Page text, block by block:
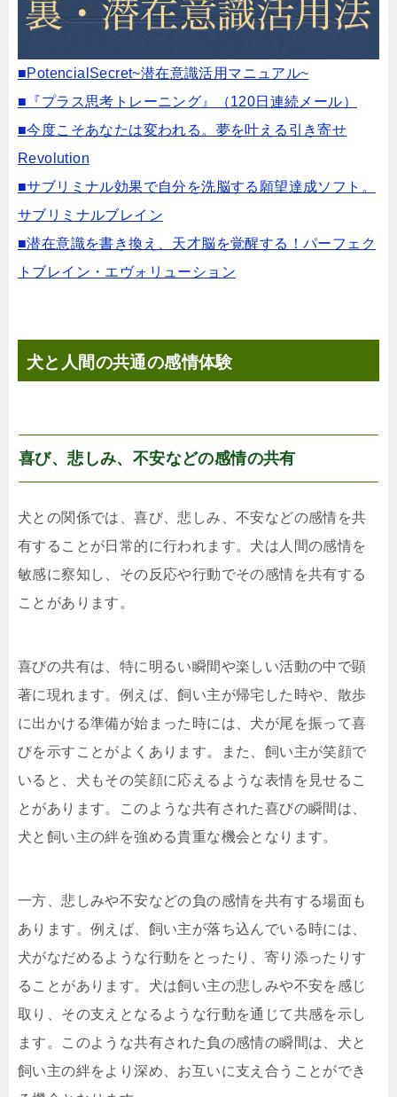
■PotencialSecret~潜在意識活用マニュアル~
■『プラス思考トレーニング』（120日連続メール）
■今度こそあなたは変われる。夢を叶える引き寄せ
Revolution
■サブリミナル効果で自分を洗脳する願望達成ソフト。
サブリミナルブレイン
■潜在意識を書き換え、天才脳を覚醒する！パーフェク
トブレイン・エヴォリューション
犬と人間の共通の感情体験
喜び、悲しみ、不安などの感情の共有
犬との関係では、喜び、悲しみ、不安などの感情を共
有することが日常的に行われます。犬は人間の感情を
敏感に察知し、その反応や行動でその感情を共有する
ことがあります。
喜びの共有は、特に明るい瞬間や楽しい活動の中で顕
著に現れます。例えば、飼い主が帰宅した時や、散歩
に出かける準備が始まった時には、犬が尾を振って喜
びを示すことがよくあります。また、飼い主が笑顔で
いると、犬もその笑顔に応えるような表情を見せるこ
とがあります。このような共有された喜びの瞬間は、
犬と飼い主の絆を強める貴重な機会となります。
一方、悲しみや不安などの負の感情を共有する場面も
あります。例えば、飼い主が落ち込んでいる時には、
犬がなだめるような行動をとったり、寄り添ったりす
ることがあります。犬は飼い主の悲しみや不安を感じ
取り、その支えとなるような行動を通じて共感を示し
ます。このような共有された負の感情の瞬間は、犬と
飼い主の絆をより深め、お互いに支え合うことができ